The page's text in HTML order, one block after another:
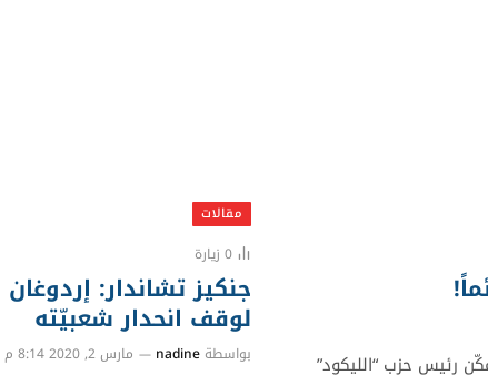
رئيس حزب “الليكود”
مقالات
0 زيارة
جنكيز تشاندار:
لوقف انحدار شعبيّته
بواسطة nadine مارس 2, 2020 8:14 م